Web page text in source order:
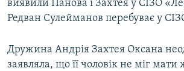
виявили Панова і Захтея у СІЗО
Редван Сулейманов перебуває у
Дружина Андрія Захтея Оксана
заявляла, що її чоловік не міг мати